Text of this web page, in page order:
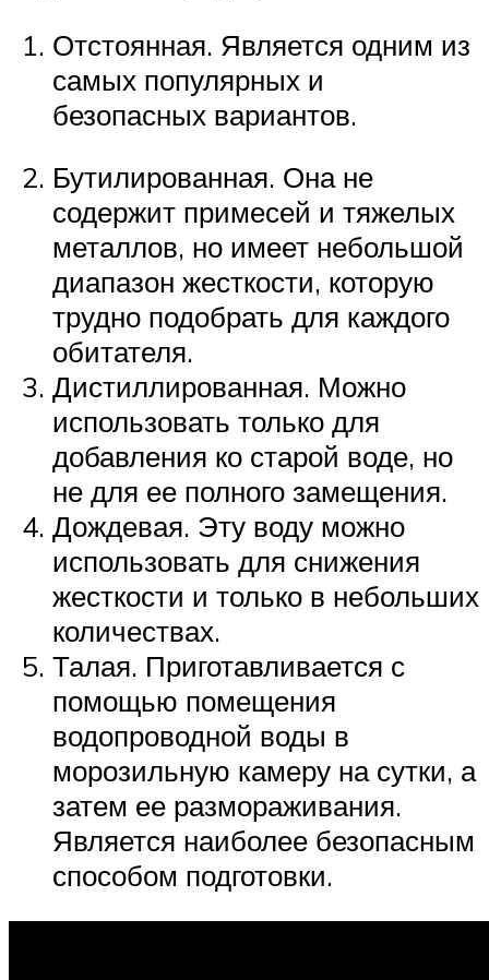
Отстоянная. Является одним из
самых популярных и
безопасных вариантов.
Бутилированная. Она не
содержит примесей и тяжелых
металлов, но имеет небольшой
диапазон жесткости, которую
трудно подобрать для каждого
обитателя.
Дистиллированная. Можно
использовать только для
добавления ко старой воде, но
не для ее полного замещения.
Дождевая. Эту воду можно
использовать для снижения
жесткости и только в небольших
количествах.
Талая. Приготавливается с
помощью помещения
водопроводной воды в
морозильную камеру на сутки, а
затем ее размораживания.
Является наиболее безопасным
способом подготовки.